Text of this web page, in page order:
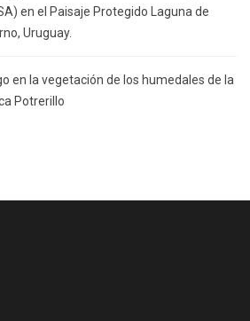
en el Paisaje Protegido Laguna de
Uruguay.
en la vegetación de los humedales de la
Potrerillo